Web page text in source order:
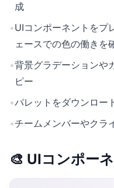
成
•UIコンポーネントをプ
ェースでの色の働きを
•背景グラデーションや
ピー
•パレットをダウンロー
•チームメンバーやクラ
🎨 UIコンポー